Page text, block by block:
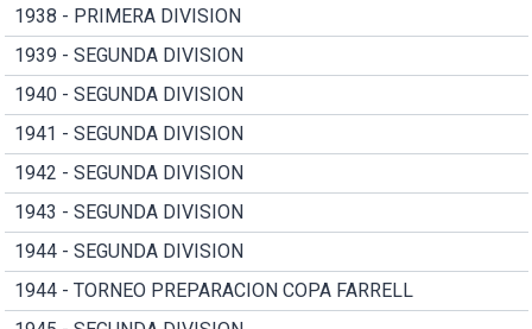
1938 - PRIMERA DIVISION
1939 - SEGUNDA DIVISION
1940 - SEGUNDA DIVISION
1941 - SEGUNDA DIVISION
1942 - SEGUNDA DIVISION
1943 - SEGUNDA DIVISION
1944 - SEGUNDA DIVISION
1944 - TORNEO PREPARACION COPA FARRELL